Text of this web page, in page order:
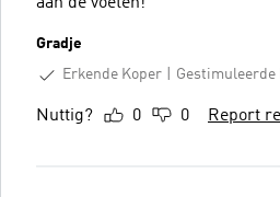
Gradje
Erkende Koper
Gestimuleerde
Nuttig? 0 0 Report